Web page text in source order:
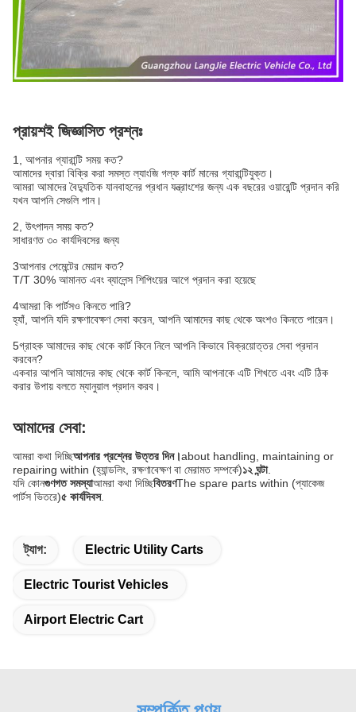
প্রায়শই জিজ্ঞাসিত প্রশ্নঃ
1, আপনার গ্যারান্টি সময় কত?
আমাদের দ্বারা বিক্রি করা সমস্ত ল্যাংজি গল্ফ কার্ট মানের গ্যারান্টিযুক্ত।
আমরা আমাদের বৈদ্যুতিক যানবাহনের প্রধান যন্ত্রাংশের জন্য এক বছরের ওয়ারেন্টি প্রদান করি
যখন আপনি সেগুলি পান।
2, উৎপাদন সময় কত?
সাধারণত ৩০ কার্যদিবসের জন্য
3আপনার পেমেন্টের মেয়াদ কত?
T/T 30% আমানত এবং ব্যালেন্স শিপিংয়ের আগে প্রদান করা হয়েছে
4আমরা কি পার্টসও কিনতে পারি?
হ্যাঁ, আপনি যদি রক্ষণাবেক্ষণ সেবা করেন, আপনি আমাদের কাছ থেকে অংশও কিনতে পারেন।
5গ্রাহক আমাদের কাছ থেকে কার্ট কিনে নিলে আপনি কিভাবে বিক্রয়োত্তর সেবা প্রদান
করবেন?
একবার আপনি আমাদের কাছ থেকে কার্ট কিনলে, আমি আপনাকে এটি শিখতে এবং এটি ঠিক
করার উপায় বলতে ম্যানুয়াল প্রদান করব।
আমাদের সেবা:
আমরা কথা দিচ্ছিআপনার প্রশ্নের উত্তর দিন।about handling, maintaining or
repairing within (হ্যান্ডলিং, রক্ষণাবেক্ষণ বা মেরামত সম্পর্কে)১২ ঘন্টা.
যদি কোনগুণগত সমস্যাআমরা কথা দিচ্ছিবিতরণThe spare parts within (প্যাকেজ
পার্টস ভিতরে)৫ কার্যদিবস.
ট্যাগ: Electric Utility Carts
Electric Tourist Vehicles
Airport Electric Cart